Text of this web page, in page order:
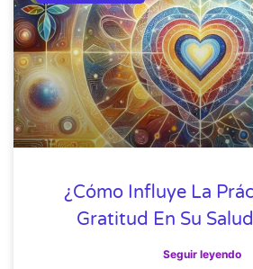
¿Cómo Influye La
Gratitud En Su
Seguir leyendo